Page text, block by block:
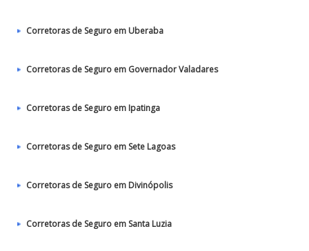
Corretoras de Seguro em Uberaba
Corretoras de Seguro em Governador Valadares
Corretoras de Seguro em Ipatinga
Corretoras de Seguro em Sete Lagoas
Corretoras de Seguro em Divinópolis
Corretoras de Seguro em Santa Luzia